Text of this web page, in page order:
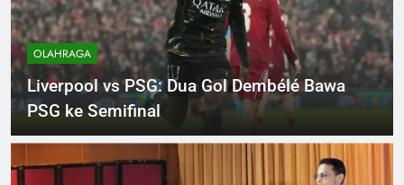
OLAHRAGA
Liverpool vs PSG: Dua Gol Dembélé Bawa
PSG ke Semifinal